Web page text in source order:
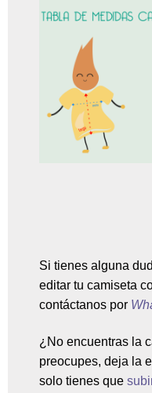
Si tienes alguna
editar tu camiseta
contáctanos por
¿No encuentras la
preocupes, deja la
solo tienes que